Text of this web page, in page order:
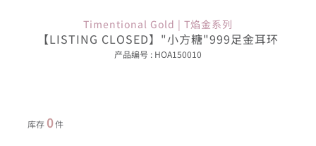
Timentional Gold | T焰金系列
【LISTING CLOSED】"小方糖"999足金耳环
产品编号 : HOA150010
库存 0件